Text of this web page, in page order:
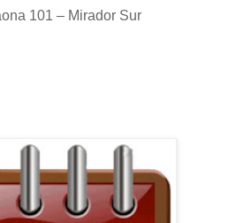
101 – Mirador Sur